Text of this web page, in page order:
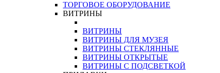
ТОРГОВОЕ ОБОРУДОВАНИЕ
ВИТРИНЫ
ВИТРИНЫ
ВИТРИНЫ ДЛЯ МУЗЕЯ
ВИТРИНЫ СТЕКЛЯННЫЕ
ВИТРИНЫ ОТКРЫТЫЕ
ВИТРИНЫ С ПОДСВЕТКОЙ